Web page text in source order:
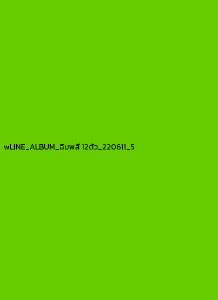
wLINE_ALBUM_ฉิมพลี 12ตัว_220611_5